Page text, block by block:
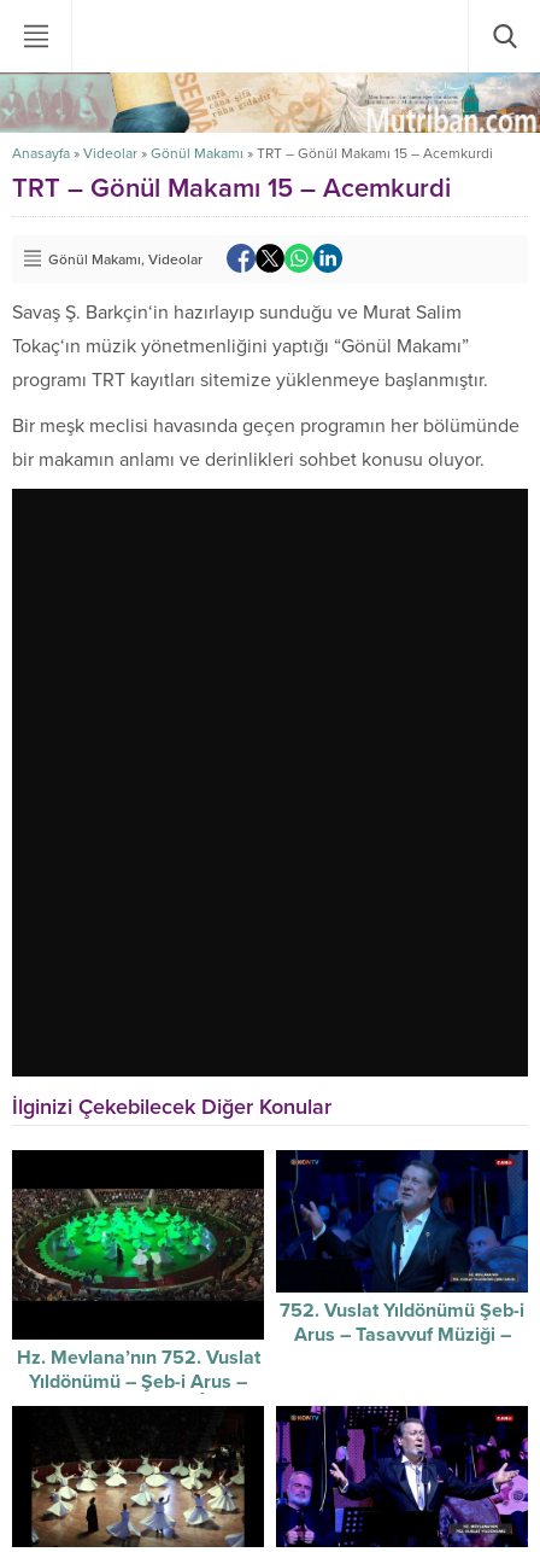
Anasayfa » Videolar » Gönül Makamı » TRT – Gönül Makamı 15 – Acemkurdi
TRT – Gönül Makamı 15 – Acemkurdi
Gönül Makamı, Videolar
Savaş Ş. Barkçin‘in hazırlayıp sunduğu ve Murat Salim
Tokaç‘ın müzik yönetmenliğini yaptığı “Gönül Makamı”
programı TRT kayıtları sitemize yüklenmeye başlanmıştır.
Bir meşk meclisi havasında geçen programın her bölümünde
bir makamın anlamı ve derinlikleri sohbet konusu oluyor.
İlginizi Çekebilecek Diğer Konular
Hz. Mevlana’nın 752. Vuslat
Yıldönümü – Şeb-i Arus –
Sûzidilârâ Mevlevî Âyin-i
Şerif’i
752. Vuslat Yıldönümü Şeb-i
Arus – Tasavvuf Müziği –